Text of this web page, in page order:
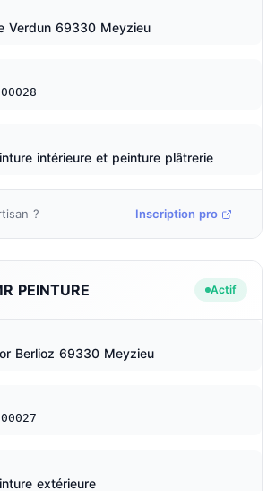
Verdun 69330 Meyzieu
intérieure et peinture plâtrerie
? Inscription pro
PEINTURE Actif
Berlioz 69330 Meyzieu
extérieure